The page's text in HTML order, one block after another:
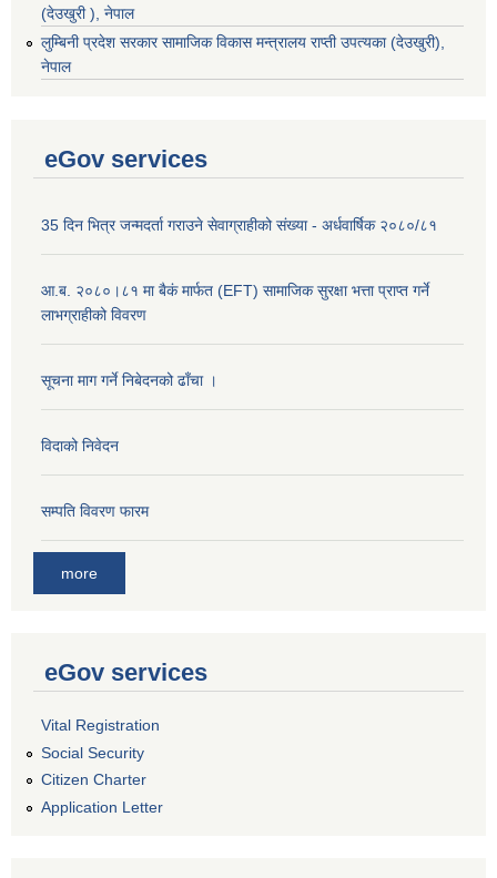
(देउखुरी ), नेपाल
‌लुम्बिनी प्रदेश सरकार सामाजिक विकास मन्‍‍त्रालय राप्ती उपत्यका (देउखुरी),
नेपाल
eGov services
35 दिन भित्र जन्मदर्ता गराउने सेवाग्राहीको संख्या - अर्धवार्षिक २०८०/८१
आ.ब. २०८०।८१ मा बैकं मार्फत (EFT) सामाजिक सुरक्षा भत्ता प्राप्त गर्ने
लाभग्राहीको विवरण
सूचना माग गर्ने निबेदनको ढाँचा ।
विदाको निवेदन
सम्पति विवरण फारम
more
eGov services
Vital Registration
Social Security
Citizen Charter
Application Letter